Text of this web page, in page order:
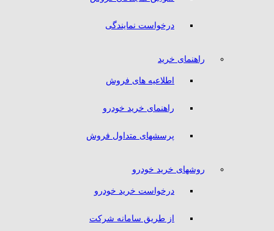
درخواست نمایندگی
راهنمای خرید
اطلاعیه های فروش
راهنمای خرید خودرو
پرسشهای متداول فروش
روشهای خرید خودرو
درخواست خرید خودرو
از طریق سامانه شرکت